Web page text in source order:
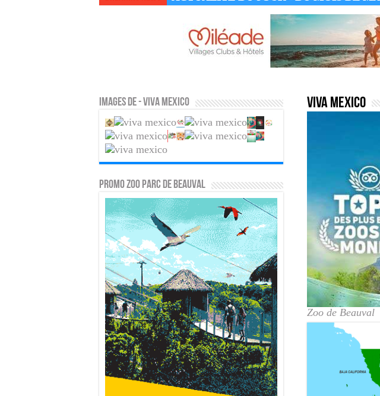
Viva mexico
Zoo de Beauval
Images de - Viva mexico
PROMO ZOO PARC DE BEAUVAL